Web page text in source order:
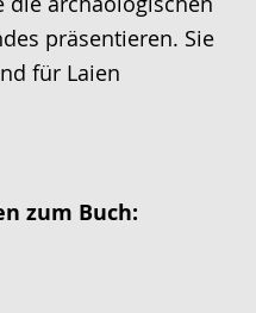
präsentieren. Sie
für Laien
zum Buch: